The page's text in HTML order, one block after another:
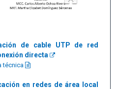
de cable UTP de red
directa
técnica
en redes de área local